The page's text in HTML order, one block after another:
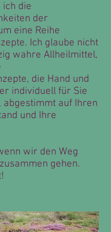
die
der
eine Reihe
Ich glaube nicht
wahre Allheilmittel,
die Hand und
individuell für Sie
abgestimmt auf Ihren
und Ihre
wir den Weg
gehen.